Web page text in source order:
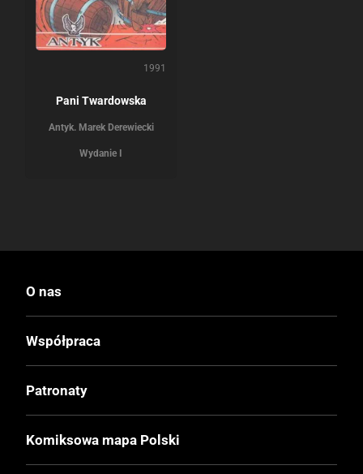
1991
Pani Twardowska
Antyk. Marek Derewiecki
Wydanie I
O nas
Współpraca
Patronaty
Komiksowa mapa Polski